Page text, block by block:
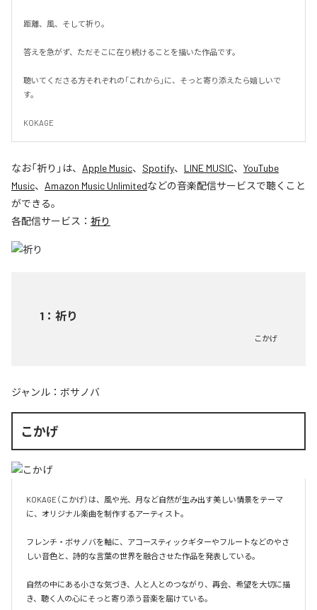
距離、風、そして祈り。
答えを急がず、ただそこに在り続けることを描いた作品です。
聴いてくださる方それぞれの「これから」に、そっと寄り添えたら嬉しいで
す。
KOKAGE
なお「祈り 」は、 Apple Music、 Spotify、 LINE MUSIC、 YouTube
Music、 Amazon Music Unlimitedなどの音楽配信サービスで聴くこと
ができる。
各配信サービス： 祈り
1 ： 祈り
こかげ
ジャンル： ボサノバ
こかげ
KOKAGE（こかげ）は、風や光、月など自然が生み出す美しい情景をテーマ
に、オリジナル楽曲を制作するアーティスト。
フレンチ・ボサノバを軸に、アコースティックギターやフルートなどのやさ
しい音色と、詩的な言葉の世界を融合させた作品を発表している。
自然の中にある小さな気づき、人と人とのつながり、再会、希望を大切に描
き、聴く人の心にそっと寄り添う音楽を届けている。